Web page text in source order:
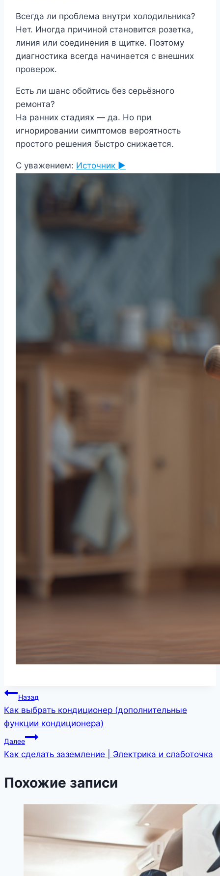
Всегда ли проблема внутри холодильника?
Нет. Иногда причиной становится розетка,
линия или соединения в щитке. Поэтому
диагностика всегда начинается с внешних
проверок.
Есть ли шанс обойтись без серьёзного
ремонта?
На ранних стадиях — да. Но при
игнорировании симптомов вероятность
простого решения быстро снижается.
С уважением: Источник ►
Навигация
по
записям
Назад
Как выбрать кондиционер (дополнительные
функции кондиционера)
Далее
Как сделать заземление | Электрика и слаботочка
Похожие записи